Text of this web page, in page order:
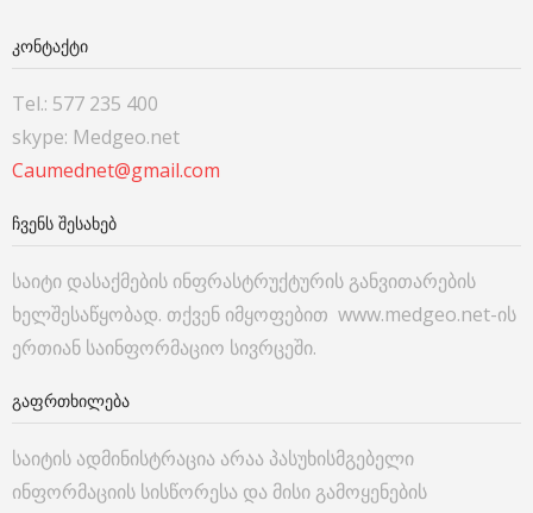
ᲙᲝᲜᲢᲐᲥᲢᲘ
Tel.: 577 235 400
skype: Medgeo.net
Caumednet@gmail.com
ᲩᲕᲔᲜᲡ ᲨᲔᲡᲐᲮᲔᲑ
საიტი დასაქმების ინფრასტრუქტურის განვითარების
ხელშესაწყობად. თქვენ იმყოფებით www.medgeo.net-ის
ერთიან საინფორმაციო სივრცეში.
ᲒᲐᲤᲠᲗᲮᲘᲚᲔᲑᲐ
საიტის ადმინისტრაცია არაა პასუხისმგებელი
ინფორმაციის სისწორესა და მისი გამოყენების